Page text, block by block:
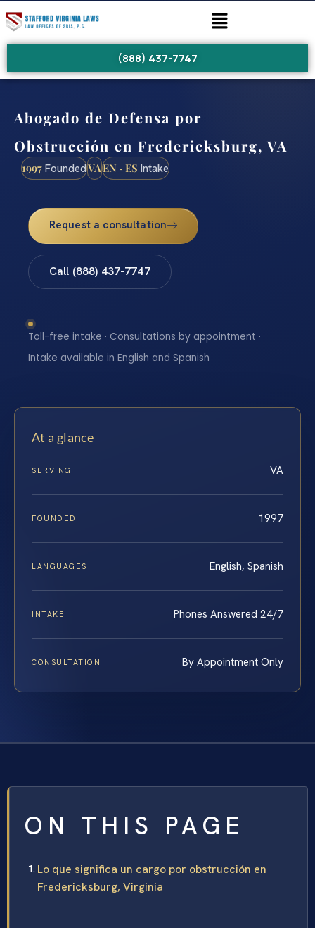
(888) 437-7747
Abogado de Defensa por
Obstrucción en Fredericksburg, VA
1997 FoundedVAEN · ES Intake
Request a consultation
Call (888) 437-7747
Toll-free intake · Consultations by appointment ·
Intake available in English and Spanish
At a glance
SERVING VA
FOUNDED 1997
LANGUAGES English, Spanish
INTAKE Phones Answered 24/7
CONSULTATION By Appointment Only
ON THIS PAGE
Lo que significa un cargo por obstrucción en
Fredericksburg, Virginia